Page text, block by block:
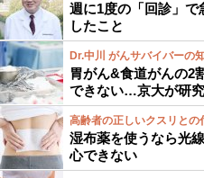
週に1度の「回診」
したこと
Dr.中川 がんサバイバーの
胃がん&食道がんの2
できない…京大が研
高齢者の正しいクスリとの
湿布薬を使うなら光
心できない